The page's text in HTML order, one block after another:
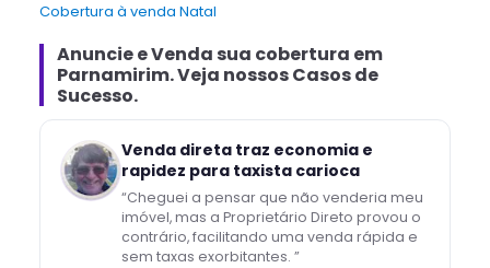
Cobertura à venda Natal
Anuncie e Venda sua cobertura em
Parnamirim. Veja nossos Casos de
Sucesso.
Venda direta traz economia e
rapidez para taxista carioca
“Cheguei a pensar que não venderia meu
imóvel, mas a Proprietário Direto provou o
contrário, facilitando uma venda rápida e
sem taxas exorbitantes. ”